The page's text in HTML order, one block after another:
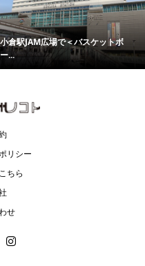
小倉駅JAM広場で＜バスケットボ
ー...
リシー
ちら
せ